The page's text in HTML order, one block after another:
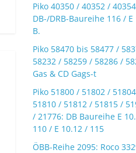
Piko 40350 / 40352 /
DB-/DRB-Baureihe 116 / E
B.
Piko 58470 bis 58477 /
58232 / 58259 / 58286 /
Gas & CD Gags-t
Piko 51800 / 51802 /
51810 / 51812 / 51815 /
/ 21776: DB Baureihe E
110 / E 10.12 / 115
ÖBB-Reihe 2095: Roco